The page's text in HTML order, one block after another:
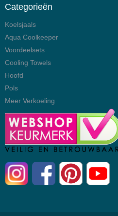
Categorieën
Koelsjaals
Aqua Coolkeeper
Voordeelsets
Cooling Towels
Hoofd
Pols
Meer Verkoeling